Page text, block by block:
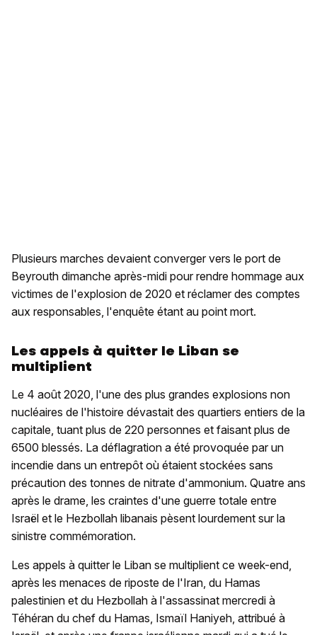
Plusieurs marches devaient converger vers le port de
Beyrouth dimanche après-midi pour rendre hommage aux
victimes de l'explosion de 2020 et réclamer des comptes
aux responsables, l'enquête étant au point mort.
Les appels à quitter le Liban se
multiplient
Le 4 août 2020, l'une des plus grandes explosions non
nucléaires de l'histoire dévastait des quartiers entiers de la
capitale, tuant plus de 220 personnes et faisant plus de
6500 blessés. La déflagration a été provoquée par un
incendie dans un entrepôt où étaient stockées sans
précaution des tonnes de nitrate d'ammonium. Quatre ans
après le drame, les craintes d'une guerre totale entre
Israël et le Hezbollah libanais pèsent lourdement sur la
sinistre commémoration.
Les appels à quitter le Liban se multiplient ce week-end,
après les menaces de riposte de l'Iran, du Hamas
palestinien et du Hezbollah à l'assassinat mercredi à
Téhéran du chef du Hamas, Ismaïl Haniyeh, attribué à